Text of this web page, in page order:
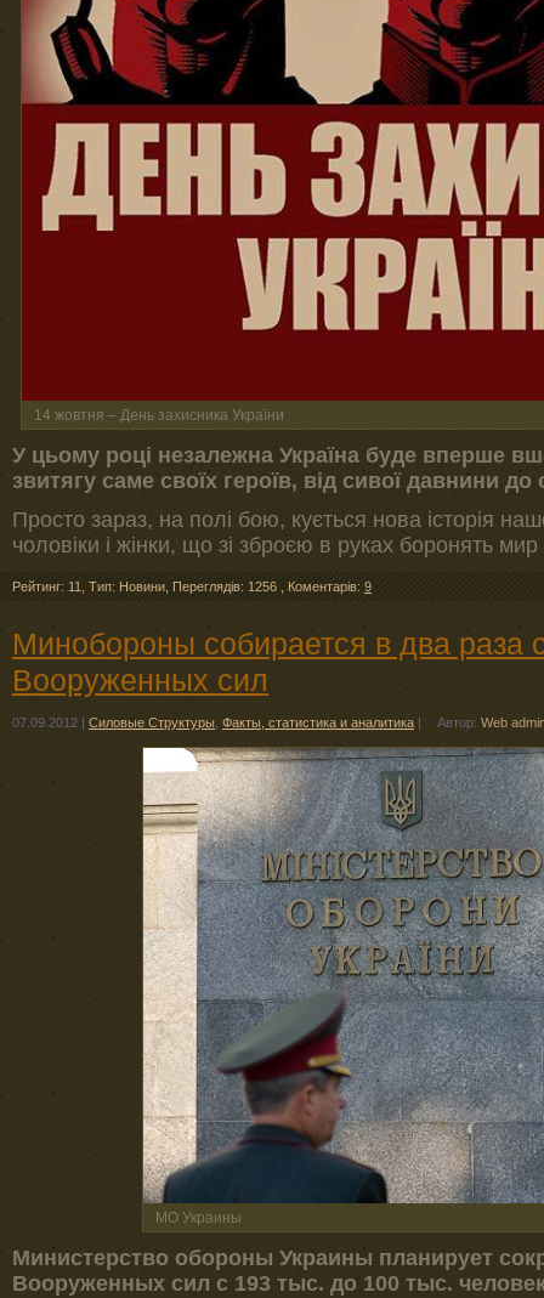
14 жовтня – День захисника України
У цьому році незалежна Україна буде вперше
звитягу саме своїх героїв, від сивої давнини до
Просто зараз, на полі бою, кується нова історія
чоловіки і жінки, що зі зброєю в руках боронять мир
Рейтинг: 11 Тип: Новини Переглядів: 1256 Коментарів: 9
Минобороны собирается в два раза
Вооруженных сил
07.09.2012 | Силовые Структуры Факты, статистика и аналитика | Автор: Web
МО Украины
Министерство обороны Украины планирует
Вооруженных сил с 193 тыс. до 100 тыс.